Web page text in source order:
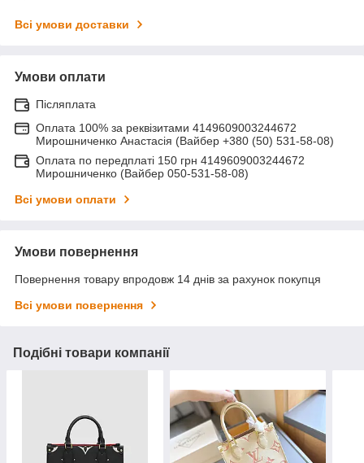
Всі умови доставки
Умови оплати
Післяплата
Оплата 100% за реквізитами 4149609003244672
Мирошниченко Анастасія (Вайбер +380 (50) 531-58-08)
Оплата по передплаті 150 грн 4149609003244672
Мирошниченко (Вайбер 050-531-58-08)
Всі умови оплати
Умови повернення
Повернення товару впродовж 14 днів за рахунок покупця
Всі умови повернення
Подібні товари компанії